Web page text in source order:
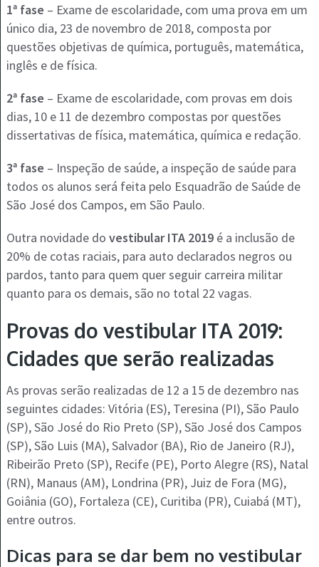
1ª fase – Exame de escolaridade, com uma prova em um
único dia, 23 de novembro de 2018, composta por
questões objetivas de química, português, matemática,
inglês e de física.
2ª fase – Exame de escolaridade, com provas em dois
dias, 10 e 11 de dezembro compostas por questões
dissertativas de física, matemática, química e redação.
3ª fase – Inspeção de saúde, a inspeção de saúde para
todos os alunos será feita pelo Esquadrão de Saúde de
São José dos Campos, em São Paulo.
Outra novidade do vestibular ITA 2019é a inclusão de
20% de cotas raciais, para auto declarados negros ou
pardos, tanto para quem quer seguir carreira militar
quanto para os demais, são no total 22 vagas.
Provas do vestibular ITA 2019:
Cidades que serão realizadas
As provas serão realizadas de 12 a 15 de dezembro nas
seguintes cidades: Vitória (ES), Teresina (PI), São Paulo
(SP), São José do Rio Preto (SP), São José dos Campos
(SP), São Luis (MA), Salvador (BA), Rio de Janeiro (RJ),
Ribeirão Preto (SP), Recife (PE), Porto Alegre (RS), Natal
(RN), Manaus (AM), Londrina (PR), Juiz de Fora (MG),
Goiânia (GO), Fortaleza (CE), Curitiba (PR), Cuiabá (MT),
entre outros.
Dicas para se dar bem no vestibular